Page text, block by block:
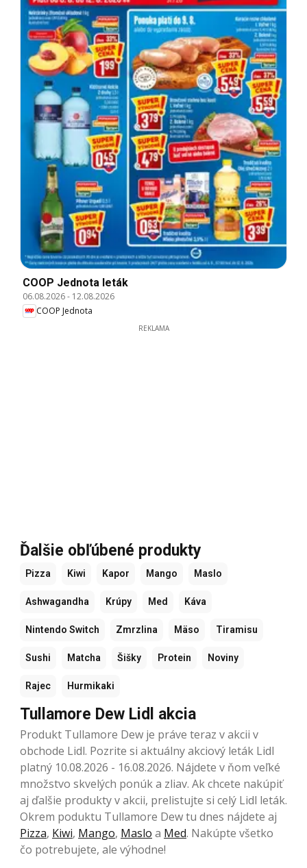
COOP Jednota leták
06.08.2026- 12.08.2026
COOP Jednota
REKLAMA
Ďalšie obľúbené produkty
Pizza Kiwi Kapor Mango Maslo
Ashwagandha Krúpy Med Káva
Nintendo Switch Zmrzlina Mäso Tiramisu
Sushi Matcha Šišky Protein Noviny
Rajec Hurmikaki
Tullamore Dew Lidl akcia
Produkt Tullamore Dew je práve teraz v akcii v
obchode Lidl. Pozrite si aktuálny akciový leták Lidl
platný 10.08.2026 - 16.08.2026. Nájdete v ňom veľké
množstvo skvelých ponúk a zliav. Ak chcete nakúpiť
aj ďalšie produkty v akcii, prelistujte si celý Lidl leták.
Okrem poduktu Tullamore Dew tu dnes nájdete aj
Pizza, Kiwi, Mango, Maslo a Med. Nakúpte všetko
čo potrebujete, ale výhodne!